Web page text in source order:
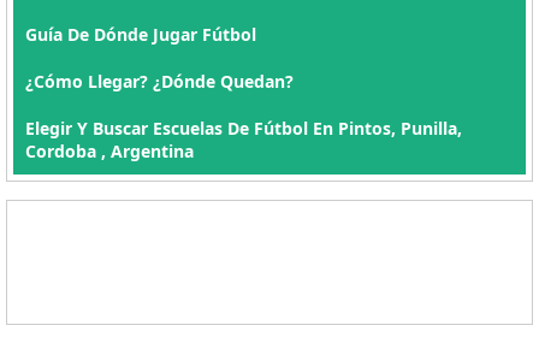
Guía De Dónde Jugar Fútbol
¿Cómo Llegar? ¿Dónde Quedan?
Elegir Y Buscar Escuelas De Fútbol En Pintos, Punilla,
Cordoba , Argentina